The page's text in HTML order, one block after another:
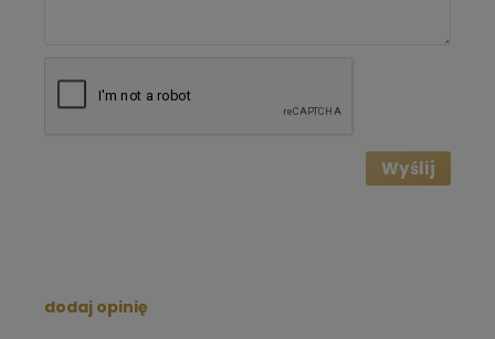
Wyślij
dodaj opinię